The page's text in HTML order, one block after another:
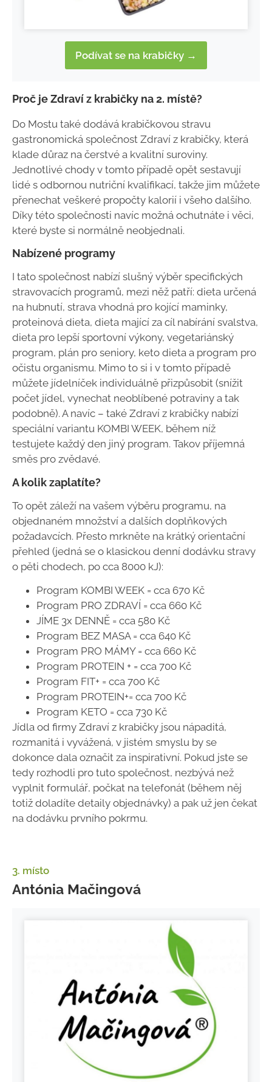
Podívat se na krabičky →
Proč je Zdraví z krabičky na 2. místě?
Do Mostu také dodává krabičkovou stravu
gastronomická společnost Zdraví z krabičky, která
klade důraz na čerstvé a kvalitní suroviny.
Jednotlivé chody v tomto případě opět sestavují
lidé s odbornou nutriční kvalifikací, takže jim můžete
přenechat veškeré propočty kalorií i všeho dalšího.
Díky této společnosti navíc možná ochutnáte i věci,
které byste si normálně neobjednali.
Nabízené programy
I tato společnost nabízí slušný výběr specifických
stravovacích programů, mezi něž patří: dieta určená
na hubnutí, strava vhodná pro kojící maminky,
proteinová dieta, dieta mající za cíl nabírání svalstva,
dieta pro lepší sportovní výkony, vegetariánský
program, plán pro seniory, keto dieta a program pro
očistu organismu. Mimo to si i v tomto případě
můžete jídelníček individuálně přizpůsobit (snížit
počet jídel, vynechat neoblíbené potraviny a tak
podobně). A navíc – také Zdraví z krabičky nabízí
speciální variantu KOMBI WEEK, během níž
testujete každý den jiný program. Takov příjemná
směs pro zvědavé.
A kolik zaplatíte?
To opět záleží na vašem výběru programu, na
objednaném množství a dalších doplňkových
požadavcích. Přesto mrkněte na krátký orientační
přehled (jedná se o klasickou denní dodávku stravy
o pěti chodech, po cca 8000 kJ):
Program KOMBI WEEK = cca 670 Kč
Program PRO ZDRAVÍ = cca 660 Kč
JÍME 3x DENNĚ = cca 580 Kč
Program BEZ MASA = cca 640 Kč
Program PRO MÁMY = cca 660 Kč
Program PROTEIN + = cca 700 Kč
Program FIT+ = cca 700 Kč
Program PROTEIN+= cca 700 Kč
Program KETO = cca 730 Kč
Jídla od firmy Zdraví z krabičky jsou nápaditá,
rozmanitá i vyvážená, v jistém smyslu by se
dokonce dala označit za inspirativní. Pokud jste se
tedy rozhodli pro tuto společnost, nezbývá než
vyplnit formulář, počkat na telefonát (během něj
totiž doladíte detaily objednávky) a pak už jen čekat
na dodávku prvního pokrmu.
3. místo
Antónia Mačingová